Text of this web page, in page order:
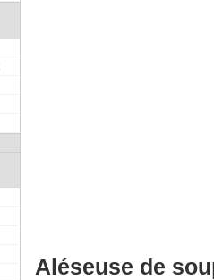
Aléseuse de